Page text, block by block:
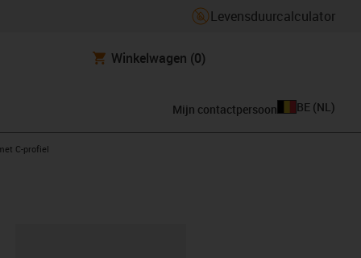
Levensduurcalculator
Winkelwagen (0)
Mijn contactpersoon BE (NL )
C-profiel